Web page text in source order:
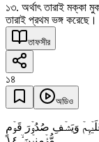
১৩. অর্থাৎ তারাই মক্কা
তারাই প্রথম ভঙ্গ করেছে।
তাফসীর
১৪
অডিও
عَلَیۡہِمۡ وَیَشۡفِ صُدُوۡرَ قَوۡمٍ